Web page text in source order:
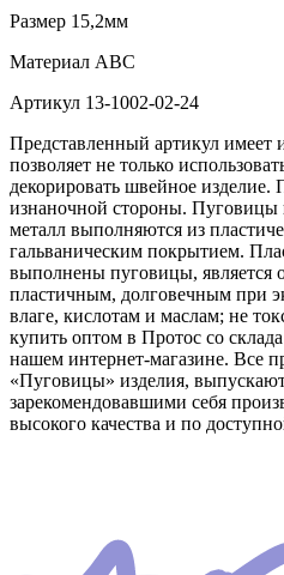
Размер 15,2мм
Материал АВС
Артикул 13-1002-02-24
Представленный артикул имеет
позволяет не только
декорировать швейное
изнаночной стороны.
металл выполняются из
гальваническим покрытием.
выполнены пуговицы, является
пластичным, долговечным при
влаге, кислотам и маслам; не
купить оптом в Протос со
нашем интернет-магазине. Все
«Пуговицы» изделия,
зарекомендовавшими себя
высокого качества и по